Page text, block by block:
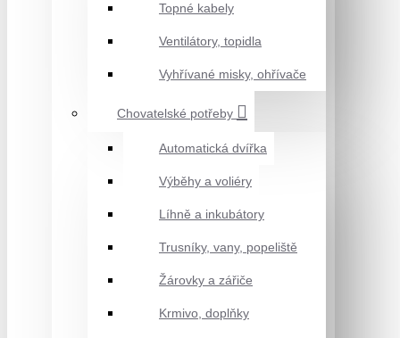
Topné kabely
Ventilátory, topidla
Vyhřívané misky, ohřívače
Chovatelské potřeby
Automatická dvířka
Výběhy a voliéry
Líhně a inkubátory
Trusníky, vany, popeliště
Žárovky a zářiče
Krmivo, doplňky